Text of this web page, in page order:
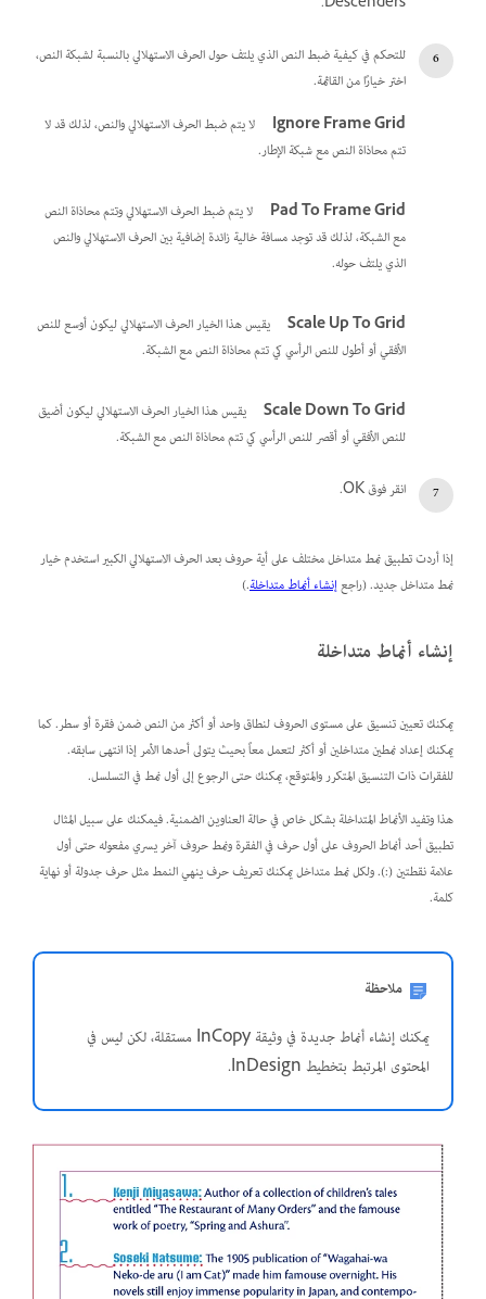
للتحكم في كيفية ضبط النص الذي يلتف حول الحرف الاستهلالي بالنسبة لشبكة النص،
اختر خيارًا من القائمة.
Ignore Frame Grid
لا يتم ضبط الحرف الاستهلالي والنص، لذلك قد لا
تتم محاذاة النص مع شبكة الإطار.
Pad To Frame Grid
لا يتم ضبط الحرف الاستهلالي وتتم محاذاة النص
مع الشبكة، لذلك قد توجد مسافة خالية زائدة إضافية بين الحرف الاستهلالي والنص
الذي يلتف حوله.
Scale Up To Grid
يقيس هذا الخيار الحرف الاستهلالي ليكون أوسع للنص
الأفقي أو أطول للنص الرأسي كي تتم محاذاة النص مع الشبكة.
Scale Down To Grid
يقيس هذا الخيار الحرف الاستهلالي ليكون أضيق
للنص الأفقي أو أقصر للنص الرأسي كي تتم محاذاة النص مع الشبكة.
انقر فوق OK.
إذا أردت تطبيق نمط متداخل مختلف على أية حروف بعد الحرف الاستهلالي الكبير استخدم خيار
نمط متداخل جديد. (راجعإنشاء أنماط متداخلة.)
إنشاء أنماط متداخلة
يمكنك تعيين تنسيق على مستوى الحروف لنطاق واحد أو أكثر من النص ضمن فقرة أو سطر. كما
يمكنك إعداد نمطين متداخلين أو أكثر لتعمل معاً بحيث يتولى أحدها الأمر إذا انتهى سابقه.
للفقرات ذات التنسيق المتكرر والمتوقع، يمكنك حتى الرجوع إلى أول نمط في التسلسل.
هذا وتفيد الأنماط المتداخلة بشكل خاص في حالة العناوين الضمنية. فيمكنك على سبيل المثال
تطبيق أحد أنماط الحروف على أول حرف في الفقرة ونمط حروف آخر يسري مفعوله حتى أول
علامة نقطتين (:). ولكل نمط متداخل يمكنك تعريف حرف ينهي النمط مثل حرف جدولة أو نهاية
كلمة.
ملاحظة
يمكنك إنشاء أنماط جديدة في وثيقة InCopy مستقلة، لكن ليس في
المحتوى المرتبط بتخطيط InDesign.